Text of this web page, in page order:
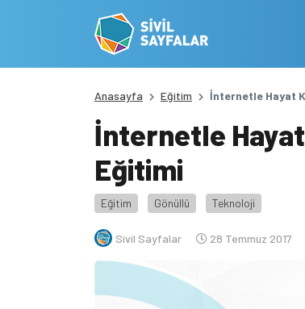
Anasayfa Eğitim İnternetle Hayat
İnternetle
Eğitimi
Eğitim Gönüllü Teknoloji
Sivil Sayfalar 28 Temmuz 2017